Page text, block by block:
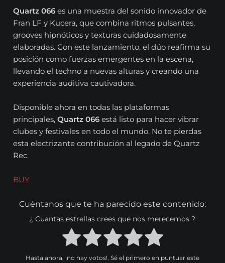
Quartz 066 es una muestra del sonido innovador de
Fran LF y Kucera, que combina ritmos pulsantes,
grooves hipnóticos y texturas cuidadosamente
elaboradas. Con este lanzamiento, el dúo reafirma su
posición como fuerzas emergentes en la escena,
llevando el techno a nuevas alturas y creando una
experiencia auditiva cautivadora.
Disponible ahora en todas las plataformas
principales,Quartz 066 está listo para hacer vibrar
clubes y festivales en todo el mundo. No te pierdas
esta electrizante contribución al legado de Quartz
Rec.
BUY
Cuéntanos que te ha parecido este contenido:
¿ Cuantas estrellas crees que nos merecemos ?
Hasta ahora, ¡no hay votos!. Sé el primero en puntuar este